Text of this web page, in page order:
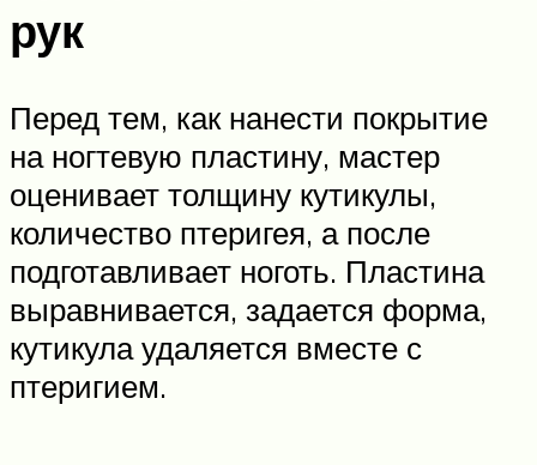
рук
Перед тем, как нанести покрытие
на ногтевую пластину, мастер
оценивает толщину кутикулы,
количество птеригея, а после
подготавливает ноготь. Пластина
выравнивается, задается форма,
кутикула удаляется вместе с
птеригием.